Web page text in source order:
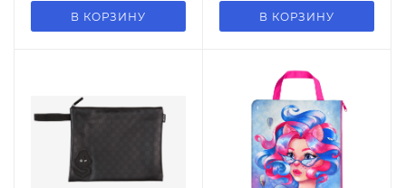
В КОРЗИНУ В КОРЗИНУ